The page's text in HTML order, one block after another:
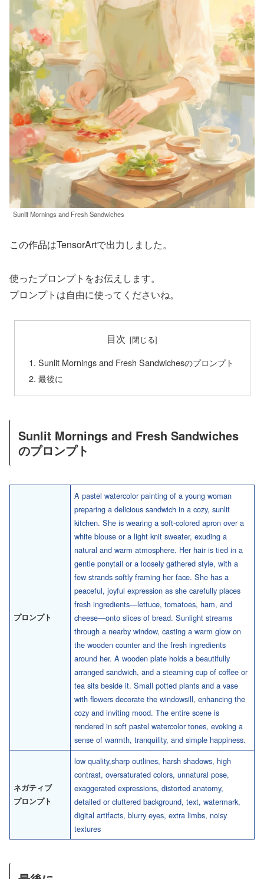
Sunlit Mornings and Fresh Sandwiches
この作品はTensorArtで出力しました。
使ったプロンプトをお伝えします。
プロンプトは自由に使ってくださいね。
目次
Sunlit Mornings and Fresh Sandwichesのプロンプト
最後に
Sunlit Mornings and Fresh Sandwiches
のプロンプト
プロンプト
A pastel watercolor painting of a young woman
preparing a delicious sandwich in a cozy, sunlit
kitchen. She is wearing a soft-colored apron over a
white blouse or a light knit sweater, exuding a
natural and warm atmosphere. Her hair is tied in a
gentle ponytail or a loosely gathered style, with a
few strands softly framing her face. She has a
peaceful, joyful expression as she carefully places
fresh ingredients—lettuce, tomatoes, ham, and
cheese—onto slices of bread. Sunlight streams
through a nearby window, casting a warm glow on
the wooden counter and the fresh ingredients
around her. A wooden plate holds a beautifully
arranged sandwich, and a steaming cup of coffee or
tea sits beside it. Small potted plants and a vase
with flowers decorate the windowsill, enhancing the
cozy and inviting mood. The entire scene is
rendered in soft pastel watercolor tones, evoking a
sense of warmth, tranquility, and simple happiness.
ネガティブ
プロンプト
low quality,sharp outlines, harsh shadows, high
contrast, oversaturated colors, unnatural pose,
exaggerated expressions, distorted anatomy,
detailed or cluttered background, text, watermark,
digital artifacts, blurry eyes, extra limbs, noisy
textures